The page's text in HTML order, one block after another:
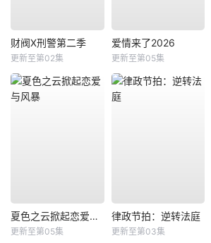
财阀X刑警第二季
更新至第02集
爱情来了2026
更新至第05集
夏色之云掀起恋爱与风暴
更新至第05集
律政节拍：逆转法庭
更新至第03集